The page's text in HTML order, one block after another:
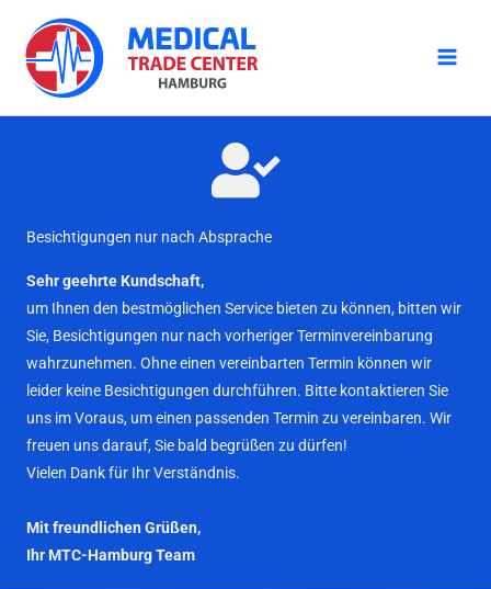
Inhalt
springen
Besichtigungen nur nach Absprache
Sehr geehrte Kundschaft,
um Ihnen den bestmöglichen Service bieten zu können, bitten wir
Sie, Besichtigungen nur nach vorheriger Terminvereinbarung
wahrzunehmen. Ohne einen vereinbarten Termin können wir
leider keine Besichtigungen durchführen. Bitte kontaktieren Sie
uns im Voraus, um einen passenden Termin zu vereinbaren. Wir
freuen uns darauf, Sie bald begrüßen zu dürfen!
Vielen Dank für Ihr Verständnis.
Mit freundlichen Grüßen,
Ihr MTC-Hamburg Team